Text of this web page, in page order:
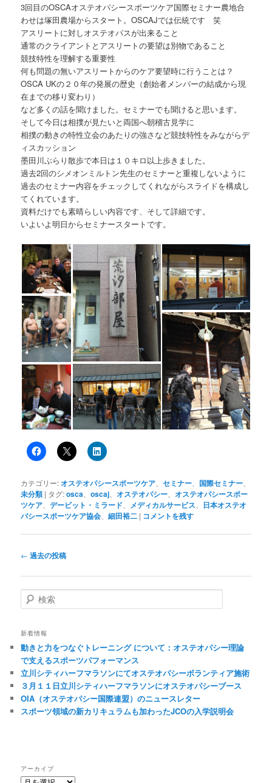
3回目のOSCAオステオパシースポーツケア国際セミナー農地合
わせは塚田農場からスタート。OSCAJでは伝統です 笑
アスリートに対しオステオパスが出来ること
通常のクライアントとアスリートの要望は別物であること
競技特性を理解する重要性
何も問題の無いアスリートからのケア要望時に行うことは？
OSCA UKの２０年の発展の歴史（創始者メンバーの結成から現
在までの移り変わり）
など多くの話を聞けました。セミナーでも聞けると思います。
そして今日は相撲が見たいと両国へ朝稽古見学に
相撲の動きの特性立会のあたりの強さなど競技特性をみながらデ
ィスカッション
墨田川ぶらり散歩で本日は１０キロ以上歩きました。
過去2回のシメオンミルトン先生のセミナーと重複しないように
過去のセミナー内容をチェックしてくれながらスライドを構成し
てくれています。
資料だけでも素晴らしい内容です、そして詳細です。
いよいよ明日からセミナースタートです。
カテゴリー:オステオパシースポーツケア 、セミナー 国際セミナー
未分類 | タグ:osca 、oscaj 、オステオパシー 、オステオパシースポー
ツケア 、デービット・ミラード メディカルサービス
日本オステオ
パシースポーツケア協会 、細田裕二 | コメントを残す
投
ナ
ビ
ゲ
シ
ョ
ン
← 過去の投稿
検
索
新着情報
動きと力をつなぐトレーニング について：オステオパシー理論
で支えるスポーツパフォーマンス
立川シティハーフマラソンにてオステオパシーボランティア施術
３月１１日立川シティハーフマラソンにオステオパシーブース
OIA（オステオパシー国際連盟）のニュースレター
スポーツ領域の新カリキュラムも加わったJCOの入学説明会
アーカイブ